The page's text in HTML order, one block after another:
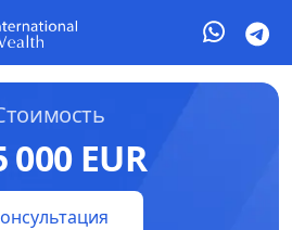
000 EUR